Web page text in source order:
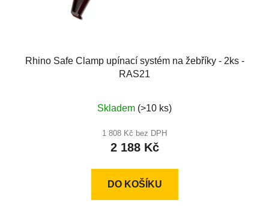
Rhino Safe Clamp upínací systém na žebříky - 2ks -
RAS21
hodnocení
produktu
je
z
Skladem (>10 ks)
1 808 Kč bez DPH
2 188 Kč
DO KOŠÍKU